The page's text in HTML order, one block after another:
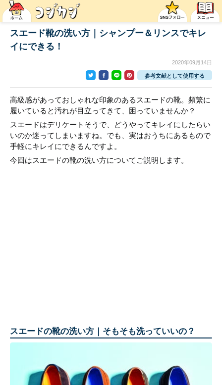
スエード靴の洗い方｜シャンプー＆リンスでキレ
イにできる！
2020年09月14日
参考文献として使用する
高級感があっておしゃれな印象のあるスエードの靴。頻繁に
履いていると汚れが目立ってきて、困っていませんか？
スエードはデリケートそうで、どうやってキレイにしたらい
いのか迷ってしまいますね。でも、実はおうちにあるもので
手軽にキレイにできるんですよ。
今回はスエードの靴の洗い方についてご説明します。
スエードの靴の洗い方｜そもそも洗っていいの？